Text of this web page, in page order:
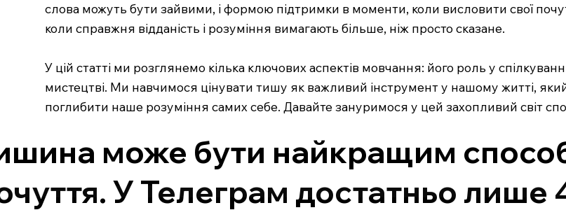
слова можуть бути зайвими, і формою підтримки в моменти, коли висловити свої
коли справжня відданість і розуміння вимагають більше, ніж просто сказане.
У цій статті ми розглянемо кілька ключових аспектів мовчання: його роль у
мистецтві. Ми навчимося цінувати тишу як важливий інструмент у нашому житті,
поглибити наше розуміння самих себе. Давайте зануримося у цей захопливий світ
може бути найкращим
У Телеграм достатньо